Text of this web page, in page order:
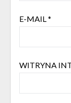
E-MAIL*
WITRYNA